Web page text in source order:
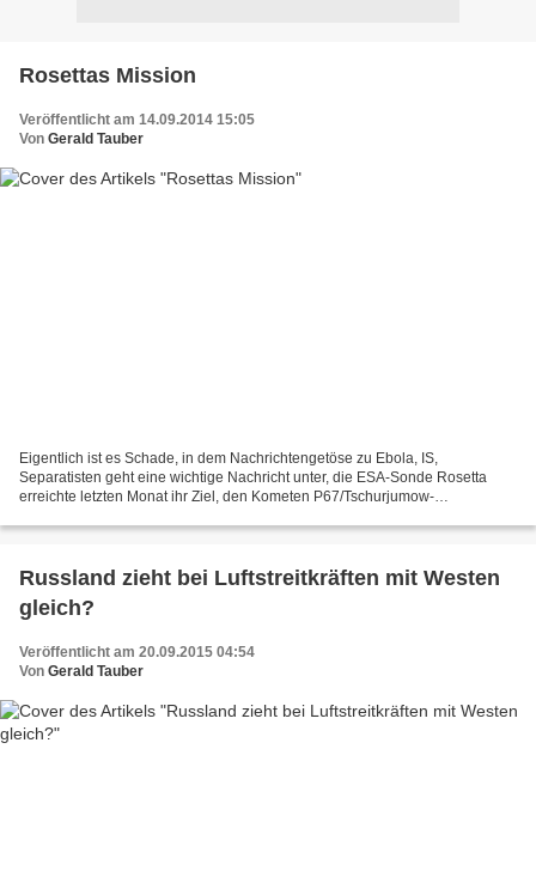
Rosettas Mission
Veröffentlicht am 14.09.2014 15:05
Von Gerald Tauber
Eigentlich ist es Schade, in dem Nachrichtengetöse zu Ebola, IS,
Separatisten geht eine wichtige Nachricht unter, die ESA-Sonde Rosetta
erreichte letzten Monat ihr Ziel, den Kometen P67/Tschurjumow-
Russland zieht bei Luftstreitkräften mit Westen
gleich?
Veröffentlicht am 20.09.2015 04:54
Von Gerald Tauber